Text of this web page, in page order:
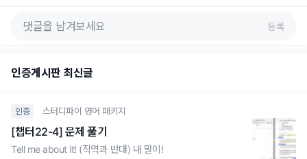
등록
인증게시판 최신글
인증 스터디파이 영어 패키지
[챕터22-4] 문제 풀기
Tell me about it! (직역과 반대) 내 말이!